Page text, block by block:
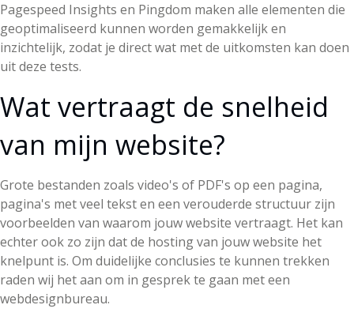
Pagespeed Insights en Pingdom maken alle elementen die
geoptimaliseerd kunnen worden gemakkelijk en
inzichtelijk, zodat je direct wat met de uitkomsten kan doen
uit deze tests.
Wat vertraagt de snelheid
van mijn website?
Grote bestanden zoals video's of PDF's op een pagina,
pagina's met veel tekst en een verouderde structuur zijn
voorbeelden van waarom jouw website vertraagt. Het kan
echter ook zo zijn dat de hosting van jouw website het
knelpunt is. Om duidelijke conclusies te kunnen trekken
raden wij het aan om in gesprek te gaan met een
webdesignbureau.